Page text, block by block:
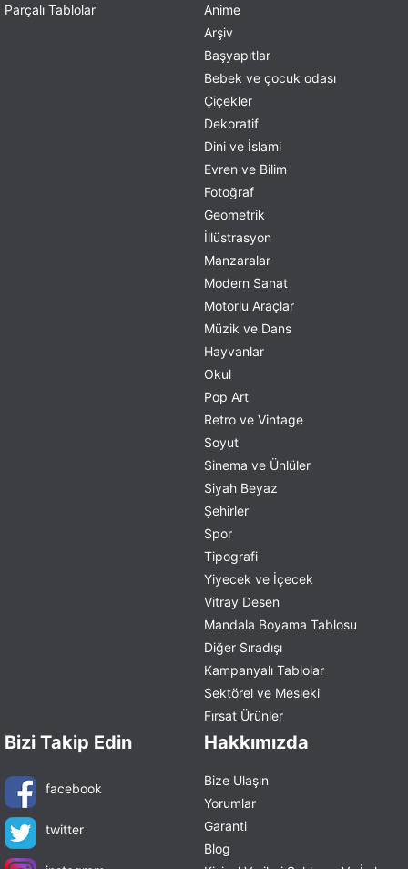
Parçalı Tablolar
Anime
Arşiv
Başyapıtlar
Bebek ve çocuk odası
Çiçekler
Dekoratif
Dini ve İslami
Evren ve Bilim
Fotoğraf
Geometrik
İllüstrasyon
Manzaralar
Modern Sanat
Motorlu Araçlar
Müzik ve Dans
Hayvanlar
Okul
Pop Art
Retro ve Vintage
Soyut
Sinema ve Ünlüler
Siyah Beyaz
Şehirler
Spor
Tipografi
Yiyecek ve İçecek
Vitray Desen
Mandala Boyama Tablosu
Diğer Sıradışı
Kampanyalı Tablolar
Sektörel ve Mesleki
Fırsat Ürünler
Bizi Takip Edin
facebook
twitter
Hakkımızda
Bize Ulaşın
Yorumlar
Garanti
Blog